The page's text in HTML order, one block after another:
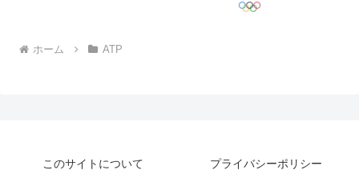
ホーム ATP
このサイトについて プライバシーポリシー